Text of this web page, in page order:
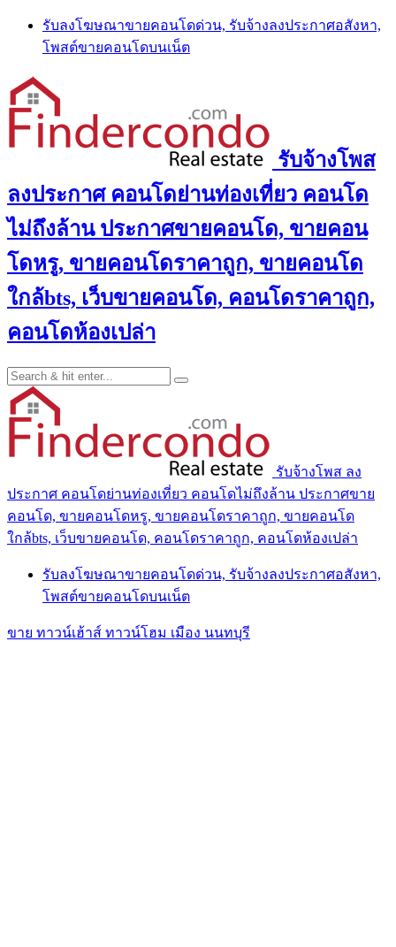
Skip
content
รับลงโฆษณาขายคอนโดด่วน, รับจ้างลงประกาศอสังหา,
โพสต์ขายคอนโดบนเน็ต
รับจ้างโพส
ลงประกาศ คอนโดย่านท่องเที่ยว คอนโด
ไม่ถึงล้าน ประกาศขายคอนโด, ขายคอน
โดหรู, ขายคอนโดราคาถูก, ขายคอนโด
ใกล้bts, เว็บขายคอนโด, คอนโดราคาถูก,
คอนโดห้องเปล่า
รับจ้างโพส ลง
ประกาศ คอนโดย่านท่องเที่ยว คอนโดไม่ถึงล้าน ประกาศขาย
คอนโด, ขายคอนโดหรู, ขายคอนโดราคาถูก, ขายคอนโด
ใกล้bts, เว็บขายคอนโด, คอนโดราคาถูก, คอนโดห้องเปล่า
รับลงโฆษณาขายคอนโดด่วน, รับจ้างลงประกาศอสังหา,
โพสต์ขายคอนโดบนเน็ต
ขาย ทาวน์เฮ้าส์ ทาวน์โฮม เมือง นนทบุรี